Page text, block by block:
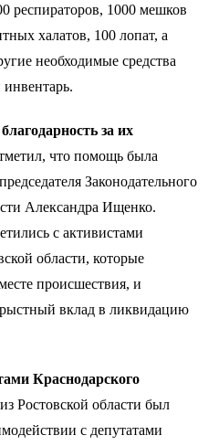
респираторов, 1000 мешков
халатов, 100 лопат, а
необходимые средства
за их
что помощь была
Законодательного
Александра Ищенко.
с активистами
области, которые
происшествия, и
вклад в ликвидацию
Краснодарского
Ростовской области был
с депутатами